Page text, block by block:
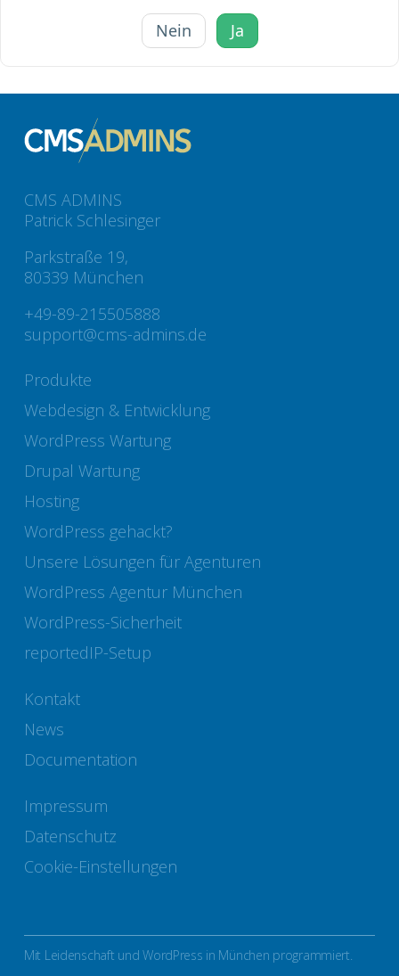
Nein Ja
CMS ADMINS
Patrick Schlesinger
Parkstraße 19,
80339 München
+49-89-215505888
support@cms-admins.de
Produkte
Webdesign & Entwicklung
WordPress Wartung
Drupal Wartung
Hosting
WordPress gehackt?
Unsere Lösungen für Agenturen
WordPress Agentur München
WordPress-Sicherheit
reportedIP-Setup
Kontakt
News
Documentation
Impressum
Datenschutz
Cookie-Einstellungen
Mit Leidenschaft und WordPress in München programmiert.